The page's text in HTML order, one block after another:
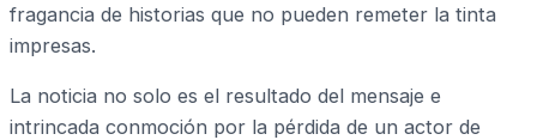
fragancia de historias que no pueden remeter la tinta
impresas.
La noticia no solo es el resultado del mensaje e
intrincada conmoción por la pérdida de un actor de